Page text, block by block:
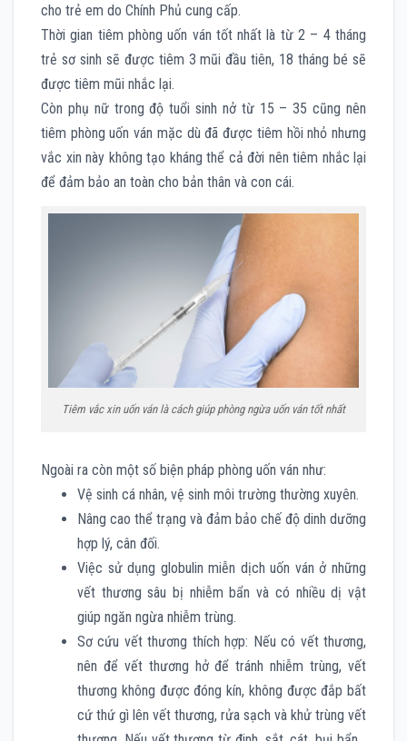
cho trẻ em do Chính Phủ cung cấp.
Thời gian tiêm phòng uốn ván tốt nhất là từ 2 – 4 tháng
trẻ sơ sinh sẽ được tiêm 3 mũi đầu tiên, 18 tháng bé sẽ
được tiêm mũi nhắc lại.
Còn phụ nữ trong độ tuổi sinh nở từ 15 – 35 cũng nên
tiêm phòng uốn ván mặc dù đã được tiêm hồi nhỏ nhưng
vắc xin này không tạo kháng thể cả đời nên tiêm nhắc lại
để đảm bảo an toàn cho bản thân và con cái.
Tiêm vắc xin uốn ván là cách giúp phòng ngừa uốn ván tốt nhất
Ngoài ra còn một số biện pháp phòng uốn ván như:
Vệ sinh cá nhân, vệ sinh môi trường thường xuyên.
Nâng cao thể trạng và đảm bảo chế độ dinh dưỡng
hợp lý, cân đối.
Việc sử dụng globulin miễn dịch uốn ván ở những
vết thương sâu bị nhiễm bẩn và có nhiều dị vật
giúp ngăn ngừa nhiễm trùng.
Sơ cứu vết thương thích hợp: Nếu có vết thương,
nên để vết thương hở để tránh nhiễm trùng, vết
thương không được đóng kín, không được đắp bất
cứ thứ gì lên vết thương, rửa sạch và khử trùng vết